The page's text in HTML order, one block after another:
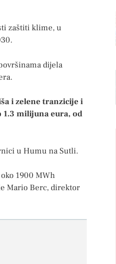
zaštiti klime, u
dijela
i zelene tranzicije i
1.3 milijuna eura, od
u Humu na Sutli.
1900 MWh
Mario Berc, direktor